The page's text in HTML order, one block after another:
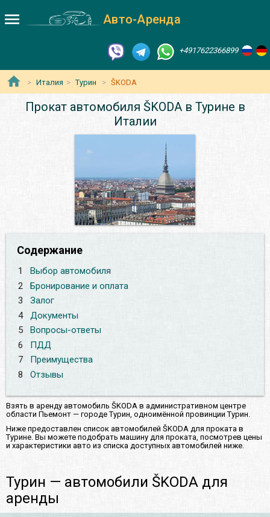
Авто-Аренда
+4917622366899
Италия Турин ŠKODA
Прокат автомобиля ŠKODA в Турине в
Италии
Содержание
1
Выбор автомобиля
2
Бронирование и оплата
3
Залог
4
Документы
5
Вопросы-ответы
6
ПДД
7
Преимущества
8
Отзывы
Взять в аренду автомобиль ŠKODA в административном центре
области Пьемонт — городе Турин, одноимённой провинции Турин.
Ниже предоставлен список автомобилей ŠKODA для проката в
Турине. Вы можете подобрать машину для проката, посмотрев цены
и характеристики авто из списка доступных автомобилей ниже.
Турин — автомобили ŠKODA для
аренды